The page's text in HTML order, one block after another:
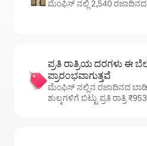
ಮೆಂಫಿಸ್ ನಲ್ಲಿ 2,540 ರಜಾದಿನದ
ಪ್ರತಿ ರಾತ್ರಿಯ ದರಗಳು ಈ
ಪ್ರಾರಂಭವಾಗುತ್ತವೆ
ಮೆಂಫಿಸ್ ನಲ್ಲಿನ ರಜಾದಿನದ
ಶುಲ್ಕಗಳಿಗೆ ಬಿಟ್ಟು ಪ್ರತಿ ರಾತ್ರಿ